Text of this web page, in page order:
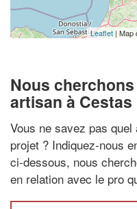
Leaflet | Map
Nous
artisan à Cestas
Vous ne savez pas
projet ? Indiquez-nous
ci-dessous, nous
en relation avec le pro